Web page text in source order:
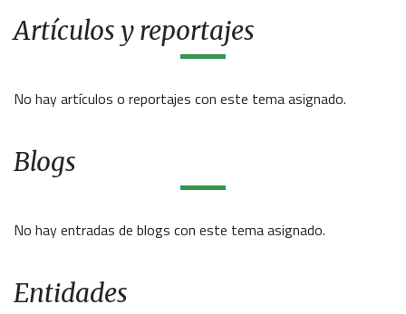
Artículos y reportajes
No hay artículos o reportajes con este tema asignado.
Blogs
No hay entradas de blogs con este tema asignado.
Entidades